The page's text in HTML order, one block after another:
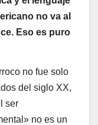
no va al
Eso es puro
no fue solo
del siglo XX,
ser
no es un